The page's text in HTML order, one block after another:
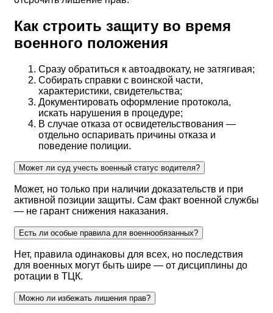
Как строить защиту во время
военного положения
Сразу обратиться к автоадвокату, не затягивая;
Собирать справки с воинской части,
характеристики, свидетельства;
Документировать оформление протокола,
искать нарушения в процедуре;
В случае отказа от освидетельствования —
отдельно оспаривать причины отказа и
поведение полиции.
Может ли суд учесть военный статус водителя?
Может, но только при наличии доказательств и при
активной позиции защиты. Сам факт военной службы
— не гарант снижения наказания.
Есть ли особые правила для военнообязанных?
Нет, правила одинаковы для всех, но последствия
для военных могут быть шире — от дисциплины до
ротации в ТЦК.
Можно ли избежать лишения прав?